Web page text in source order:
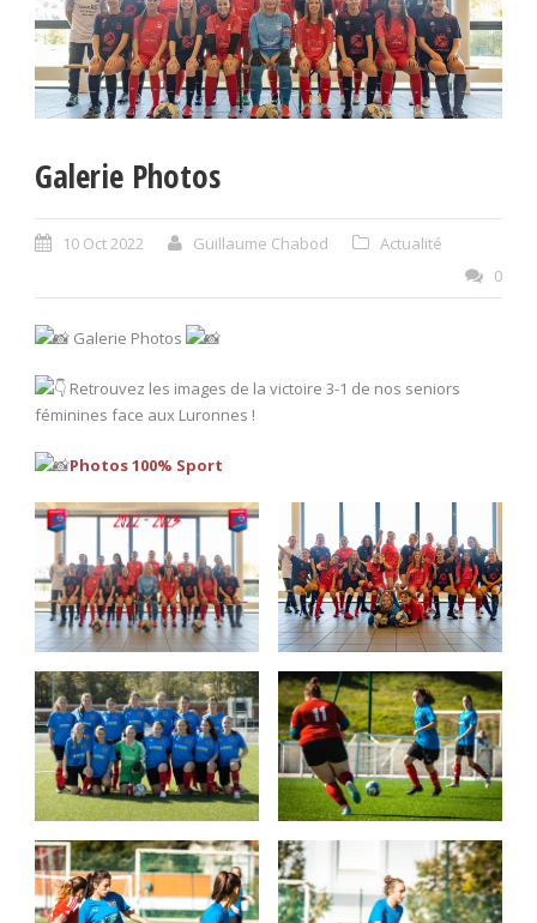
Galerie Photos
10 Oct 2022 Guillaume Chabod
Actualité
0
Galerie Photos
Retrouvez les images de la victoire 3-1 de nos seniors
féminines face aux Luronnes !
Photos 100% Sport